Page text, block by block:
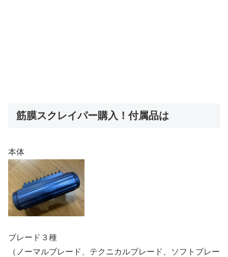
筋膜スクレイパー購入！付属品は
本体
ブレード３種
（ノーマルブレード、テクニカルブレード、ソフトブレー